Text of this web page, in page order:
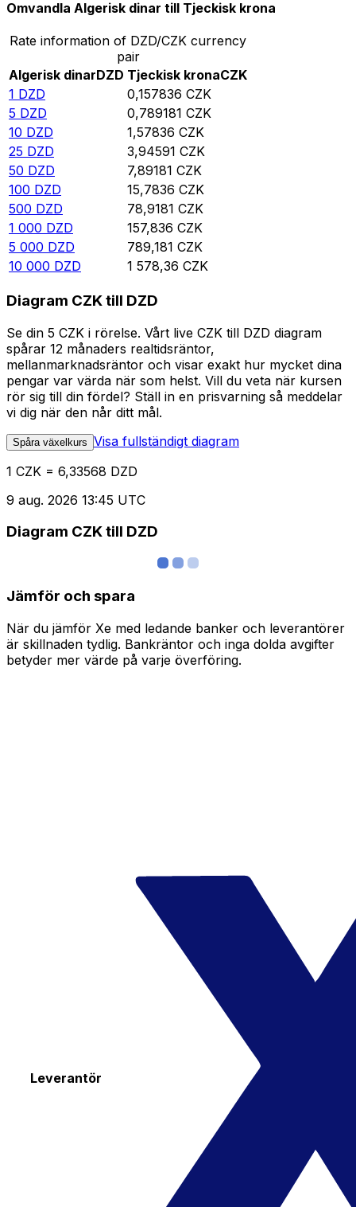
Omvandla Algerisk dinar till Tjeckisk krona
Rate information of DZD/CZK currency
pair
Algerisk dinarDZD Tjeckisk kronaCZK
1 DZD 0,157836 CZK
5 DZD 0,789181 CZK
10 DZD 1,57836 CZK
25 DZD 3,94591 CZK
50 DZD 7,89181 CZK
100 DZD 15,7836 CZK
500 DZD 78,9181 CZK
1 000 DZD 157,836 CZK
5 000 DZD 789,181 CZK
10 000 DZD 1 578,36 CZK
Diagram CZK till DZD
Se din 5 CZK i rörelse. Vårt live CZK till DZD diagram
spårar 12 månaders realtidsräntor,
mellanmarknadsräntor och visar exakt hur mycket dina
pengar var värda när som helst. Vill du veta när kursen
rör sig till din fördel? Ställ in en prisvarning så meddelar
vi dig när den når ditt mål.
Spåra växelkurs Visa fullständigt diagram
1 CZK = 6,33568 DZD
9 aug. 2026 13:45 UTC
Diagram CZK till DZD
Jämför och spara
När du jämför Xe med ledande banker och leverantörer
är skillnaden tydlig. Bankräntor och inga dolda avgifter
betyder mer värde på varje överföring.
Leverantör